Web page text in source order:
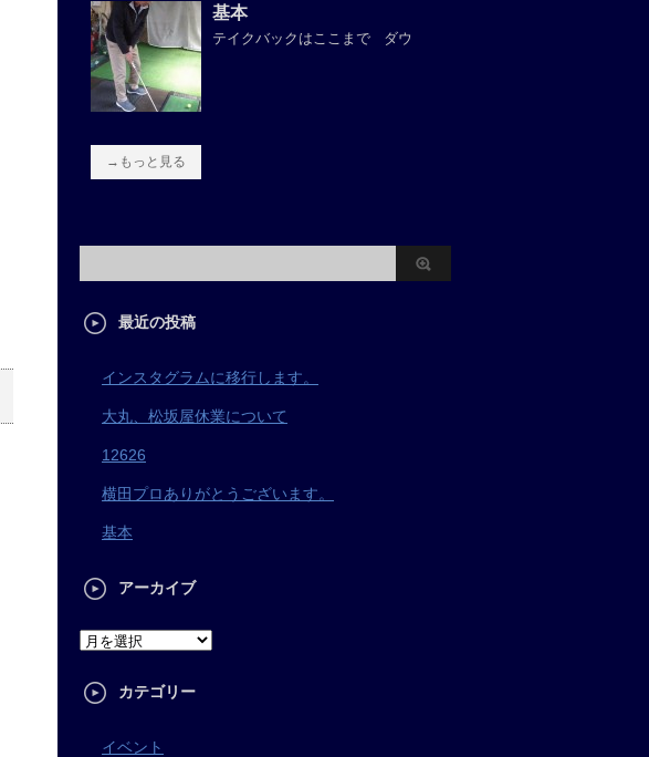
基本
テイクバックはここまで ダウ
→もっと見る
最近の投稿
インスタグラムに移行します。
大丸、松坂屋休業について
12626
横田プロありがとうございます。
基本
アーカイブ
カテゴリー
イベント